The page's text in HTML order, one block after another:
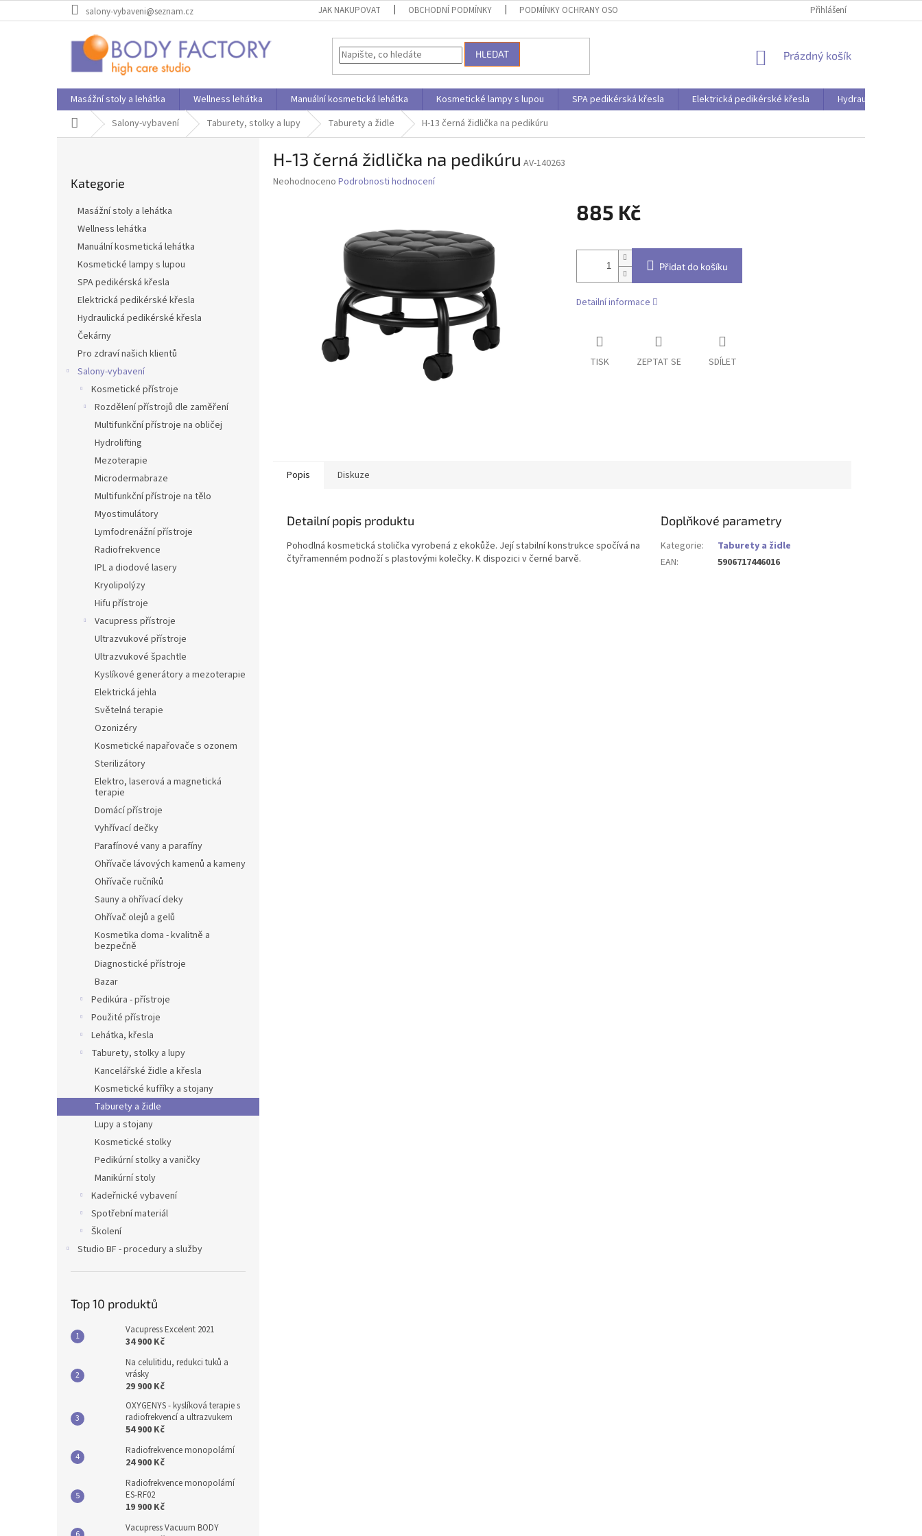
na
salony-vybaveni@seznam.cz JAK NAKUPOVAT OBCHODNÍ PODMÍNKY PODMÍNKY OCHRANY OSOBNÍCH ÚDAJŮ Přihlášení
HLEDAT
NÁKUPNÍ
Prázdný košík
Masážní stoly a lehátka Wellness lehátka Manuální kosmetická lehátka Kosmetické lampy s lupou SPA pedikérská křesla Elektrická pedikérské křesla
Hydraulická
Domů Salony-vybavení Taburety, stolky a lupy Taburety a židle H-13 černá židlička na pedikúru
kategorie
Kategorie
Masážní stoly a lehátka
Wellness lehátka
Manuální kosmetická lehátka
Kosmetické lampy s lupou
SPA pedikérská křesla
Elektrická pedikérské křesla
Hydraulická pedikérské křesla
Čekárny
Pro zdraví našich klientů
Salony-vybavení
Kosmetické přístroje
Rozdělení přístrojů dle zaměření
Multifunkční přístroje na obličej
Hydrolifting
Mezoterapie
Microdermabraze
Multifunkční přístroje na tělo
Myostimulátory
Lymfodrenážní přístroje
Radiofrekvence
IPL a diodové lasery
Kryolipolýzy
Hifu přístroje
Vacupress přístroje
Ultrazvukové přístroje
Ultrazvukové špachtle
Kyslíkové generátory a mezoterapie
Elektrická jehla
Světelná terapie
Ozonizéry
Kosmetické napařovače s ozonem
Sterilizátory
Elektro, laserová a magnetická
terapie
Domácí přístroje
Vyhřívací dečky
Parafínové vany a parafíny
Ohřívače lávových kamenů a kameny
Ohřívače ručníků
Sauny a ohřívací deky
Ohřívač olejů a gelů
Kosmetika doma - kvalitně a
bezpečně
Diagnostické přístroje
Bazar
Pedikúra - přístroje
Použité přístroje
Lehátka, křesla
Taburety, stolky a lupy
Kancelářské židle a křesla
Kosmetické kufříky a stojany
Taburety a židle
Lupy a stojany
Kosmetické stolky
Pedikúrní stolky a vaničky
Manikúrní stoly
Kadeřnické vybavení
Spotřební materiál
Školení
Studio BF - procedury a služby
Top 10 produktů
Vacupress Excelent 2021
34 900 Kč
Na celulitidu, redukci tuků a
vrásky
29 900 Kč
OXYGENYS - kyslíková terapie s
radiofrekvencí a ultrazvukem
54 900 Kč
Radiofrekvence monopolární
24 900 Kč
Radiofrekvence monopolární
ES-RF02
19 900 Kč
Vacupress Vacuum BODY
H-13 černá židlička na pedikúru AV-140263
Průměrné
Neohodnoceno Podrobnosti hodnocení
885 Kč
cena:
Přidat do košíku
Detailní informace
TISK ZEPTAT SE SDÍLET
Popis Diskuze
Detailní popis produktu
Pohodlná kosmetická stolička vyrobená z ekokůže. Její stabilní konstrukce spočívá na
čtyřramenném podnoží s plastovými kolečky. K dispozici v černé barvě.
Doplňkové parametry
Kategorie:
Taburety a židle
EAN: 5906717446016